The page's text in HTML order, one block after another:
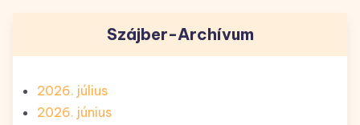
Szájber-Archívum
2026. július
2026. június